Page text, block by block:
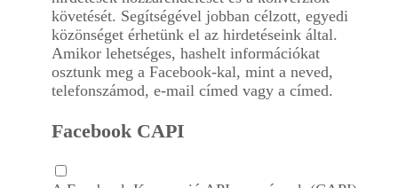
követését. Segítségével jobban célzott, egyedi
közönséget érhetünk el az hirdetéseink által.
Amikor lehetséges, hashelt információkat
osztunk meg a Facebook-kal, mint a neved,
telefonszámod, e-mail címed vagy a címed.
Facebook CAPI